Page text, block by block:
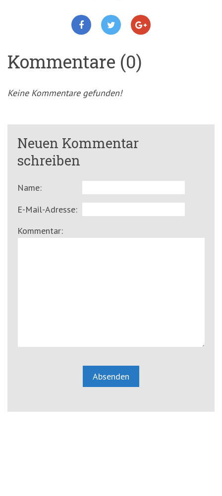
Kommentare (0)
Keine Kommentare gefunden!
Neuen Kommentar
schreiben
Name:
E-Mail-Adresse:
Kommentar: